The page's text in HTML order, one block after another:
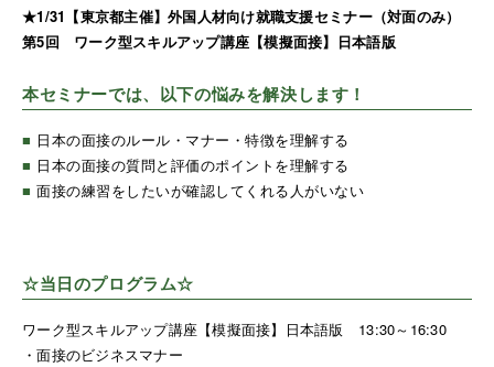
★1/31【東京都主催】外国人材向け就職支援セミナー（対面のみ）
第5回 ワーク型スキルアップ講座【模擬面接】日本語版
本セミナーでは、以下の悩みを解決します！
■ 日本の面接のルール・マナー・特徴を理解する
■ 日本の面接の質問と評価のポイントを理解する
■面接の練習をしたいが確認してくれる人がいない
☆当日のプログラム☆
ワーク型スキルアップ講座【模擬面接】日本語版 13:30～16:30
・面接のビジネスマナー